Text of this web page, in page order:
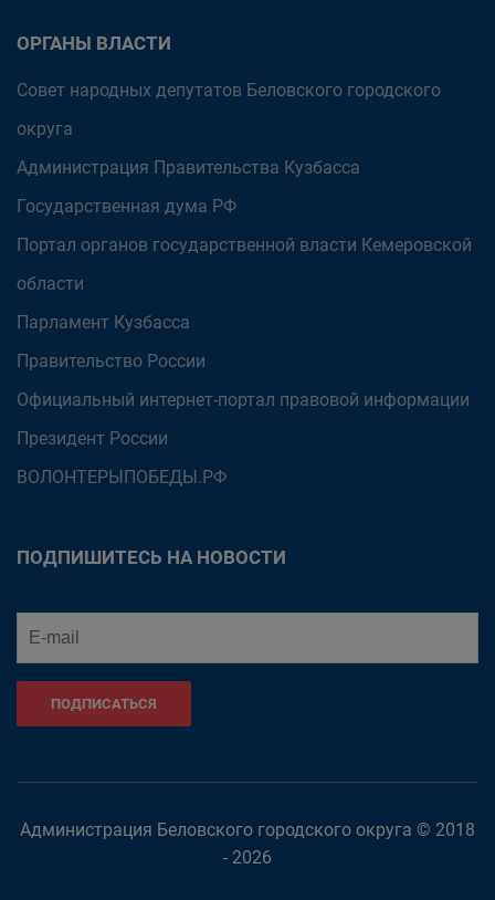
ОРГАНЫ ВЛАСТИ
Совет народных депутатов Беловского городского
округа
Администрация Правительства Кузбасса
Государственная дума РФ
Портал органов государственной власти Кемеровской
области
Парламент Кузбасса
Правительство России
Официальный интернет-портал правовой информации
Президент России
ВОЛОНТЕРЫПОБЕДЫ.РФ
ПОДПИШИТЕСЬ НА НОВОСТИ
ПОДПИСАТЬСЯ
Администрация Беловского городского округа © 2018
- 2026